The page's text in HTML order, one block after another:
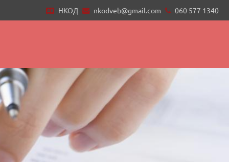
НКОД nkodveb@gmail.com 060 577 1340